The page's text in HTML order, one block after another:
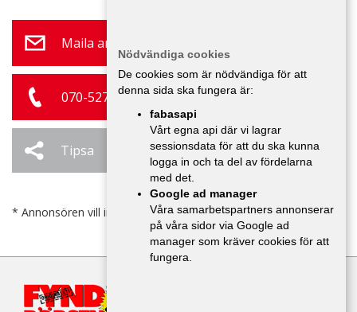
Maila annonsör
070-527 58 58
Tipsa Ändra / Ta bort
* Annonsören vill inte bli kontaktad av försäljare.
Nödvändiga cookies
De cookies som är nödvändiga för att
denna sida ska fungera är:
fabasapi
Vårt egna api där vi lagrar
sessionsdata för att du ska kunna
logga in och ta del av fördelarna
med det.
Google ad manager
Våra samarbetspartners annonserar
på våra sidor via Google ad
manager som kräver cookies för att
fungera.